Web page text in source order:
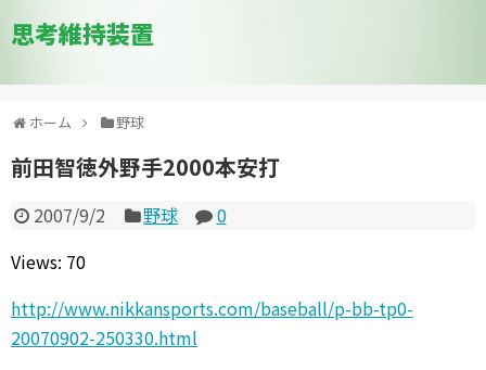
思考維持装置
ホーム 野球
前田智徳外野手2000本安打
2007/9/2 野球
0
Views: 70
http://www.nikkansports.com/baseball/p-bb-tp0-
20070902-250330.html